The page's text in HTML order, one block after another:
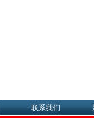
联系我们